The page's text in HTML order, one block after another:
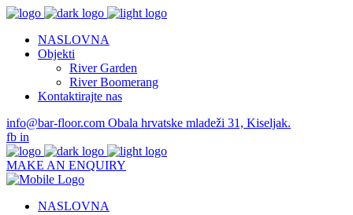
NASLOVNA
Objekti
River Garden
River Boomerang
Kontaktirajte nas
info@bar-floor.com Obala hrvatske mladeži 31, Kiseljak.
fb in
MAKE AN ENQUIRY
NASLOVNA